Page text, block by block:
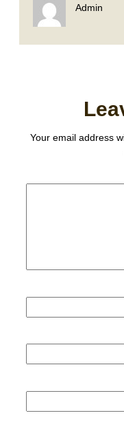
Admin
Your email address